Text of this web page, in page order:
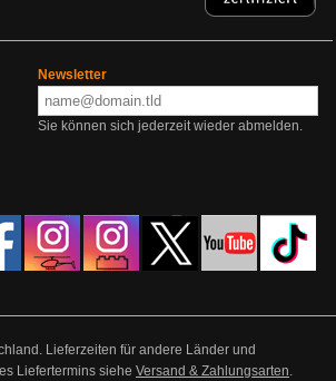
Newsletter
Sie können sich jederzeit wieder abmelden.
Lieferzeiten für andere Länder und
Liefertermins siehe Versand & Zahlungsarten.